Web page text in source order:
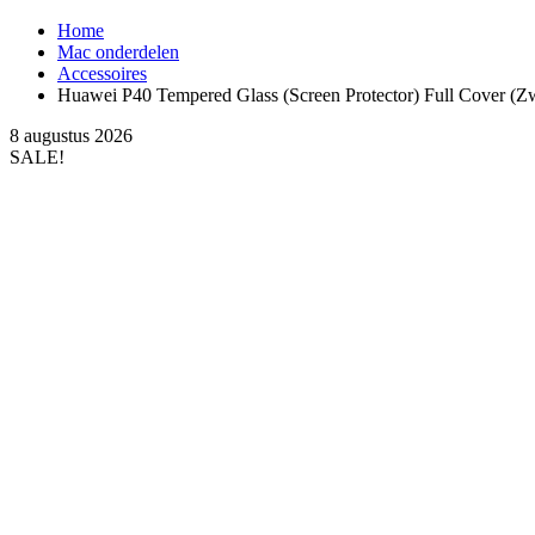
Home
Mac onderdelen
Accessoires
Huawei P40 Tempered Glass (Screen Protector) Full Cover
8 augustus 2026
SALE!